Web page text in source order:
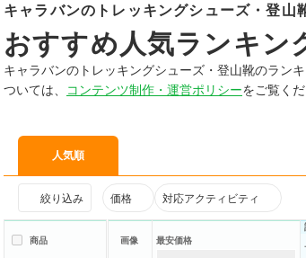
キャラバンのトレッキングシューズ・登山
おすすめ人気ランキン
キャラバンのトレッキングシューズ・登山靴のラン
ついては、
コンテンツ制作・運営ポリシーをご覧くだ
人気順
絞り込み 価格 対応アクティビティ
商品 画像 最安価格